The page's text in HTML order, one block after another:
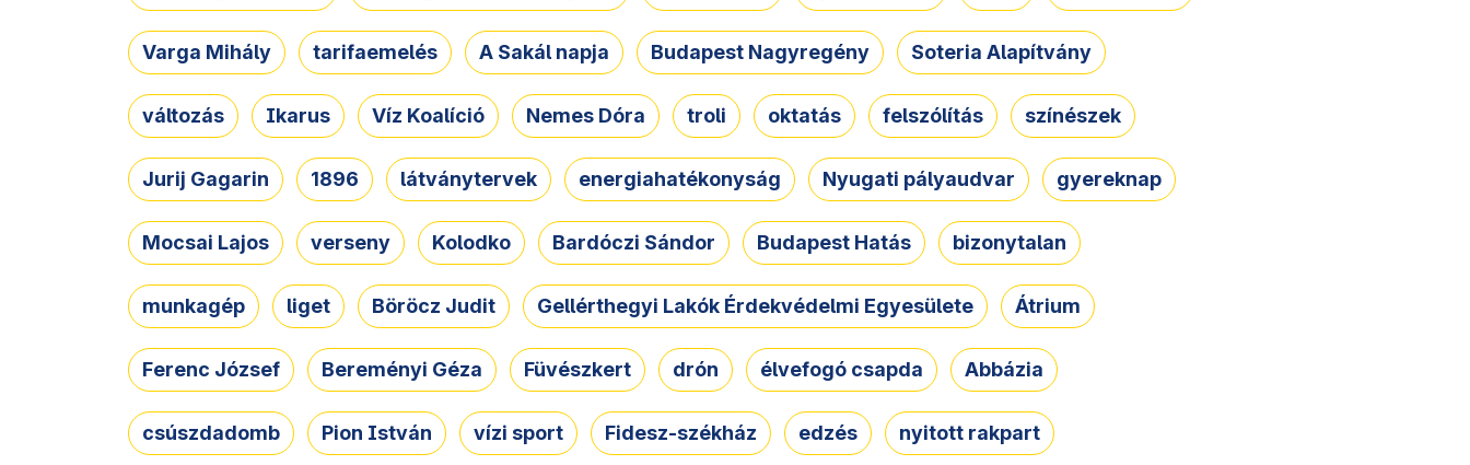
Varga Mihály tarifaemelés A Sakál napja Budapest Nagyregény Soteria Alapítvány
változás Ikarus Víz Koalíció Nemes Dóra troli oktatás felszólítás színészek
Jurij Gagarin 1896 látványtervek energiahatékonyság Nyugati pályaudvar gyereknap
Mocsai Lajos verseny Kolodko Bardóczi Sándor Budapest Hatás bizonytalan
munkagép liget Böröcz Judit Gellérthegyi Lakók Érdekvédelmi Egyesülete Átrium
Ferenc József Bereményi Géza Füvészkert drón élvefogó csapda Abbázia
csúszdadomb Pion István vízi sport Fidesz-székház edzés nyitott rakpart